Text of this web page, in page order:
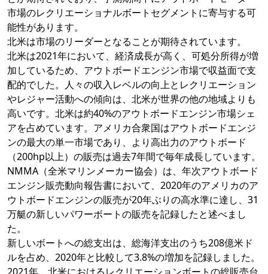
市場のレクリエーショナルボートセグメントに寄与する可
能性があります。
北米は市場のリーダーとなることが期待されています。
北米は2021年において、経済成長が高く、可処分所得が増
加しているため、アウトボードエンジン市場で収益面で支
配的でした。人々の収入レベルの向上とレクリエーション
やレジャー活動への傾向は、北米が世界の他の地域よりも
高いです。北米は約40%のアウトボードエンジン市場シェ
アを占めています。アメリカ合衆国はアウトボードエンジ
ンの最大の単一市場であり、より高出力のアウトボード
（200hp以上）の販売は過去7年間で毎年成長しています。
NMMA（全米マリンメーカー協会）は、年次アウトボード
エンジン販売動向報告書において、2020年のアメリカのア
ウトボードエンジンの販売が20年ぶりの高水準に達し、31
万艇の新しいパワーボートの販売を記録したと述べまし
た。
新しいボートへの総支出は、総海洋支出のうち208億米ド
ルを占め、2020年と比較して3.8%の増加を記録しました。